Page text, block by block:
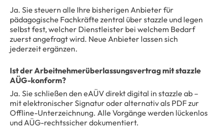
Ja. Sie steuern alle Ihre bisherigen Anbieter für
pädagogische Fachkräfte zentral über stazzle und legen
selbst fest, welcher Dienstleister bei welchem Bedarf
zuerst angefragt wird. Neue Anbieter lassen sich
jederzeit ergänzen.
Ist der Arbeitnehmerüberlassungsvertrag mit stazzle
AÜG-konform?
Ja. Sie schließen den eAÜV direkt digital in stazzle ab –
mit elektronischer Signatur oder alternativ als PDF zur
Offline-Unterzeichnung. Alle Vorgänge werden lückenlos
und AÜG-rechtssicher dokumentiert.